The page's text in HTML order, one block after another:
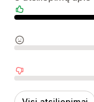
Teigiami
Neutralūs
Neigiami